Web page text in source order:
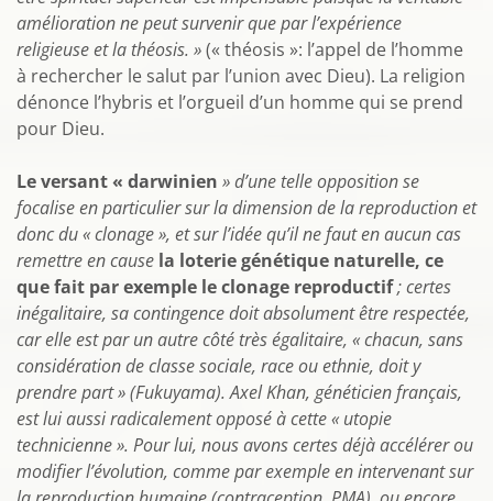
amélioration ne peut survenir que par l’expérience
religieuse et la théosis. »(« théosis »: l’appel de l’homme
à rechercher le salut par l’union avec Dieu). La religion
dénonce l’hybris et l’orgueil d’un homme qui se prend
pour Dieu.
Le versant « darwinien » d’une telle opposition se
focalise en particulier sur la dimension de la reproduction et
donc du « clonage », et sur l’idée qu’il ne faut en aucun cas
remettre en cause la loterie génétique naturelle, ce
que fait par exemple le clonage reproductif; certes
inégalitaire, sa contingence doit absolument être respectée,
car elle est par un autre côté très égalitaire, « chacun, sans
considération de classe sociale, race ou ethnie, doit y
prendre part » (Fukuyama). Axel Khan, généticien français,
est lui aussi radicalement opposé à cette « utopie
technicienne ». Pour lui, nous avons certes déjà accélérer ou
modifier l’évolution, comme par exemple en intervenant sur